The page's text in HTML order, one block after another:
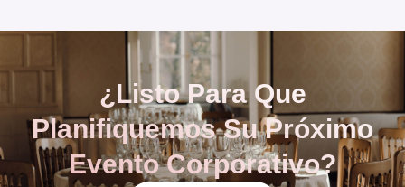
¿Listo Para Que
Planifiquemos Su Próximo
Evento Corporativo?